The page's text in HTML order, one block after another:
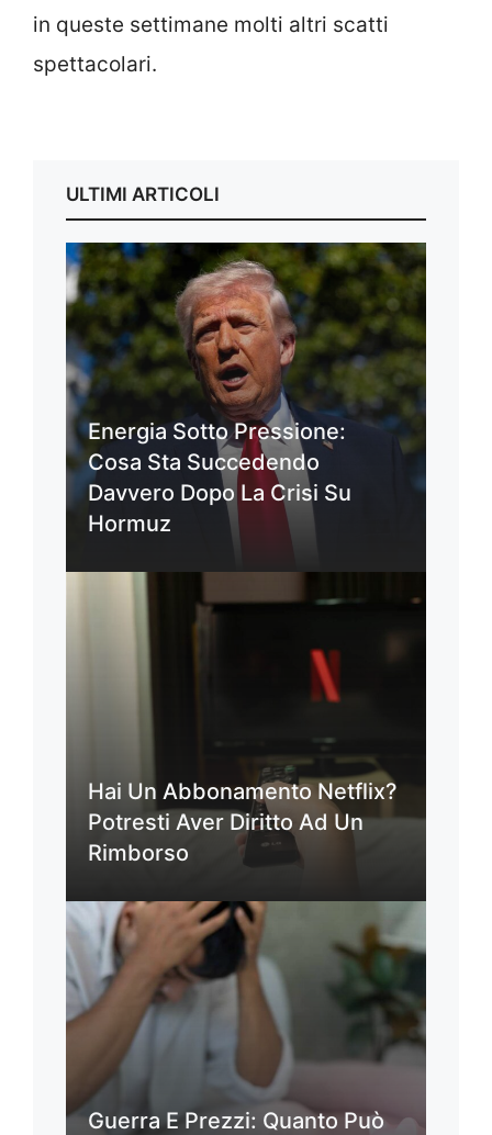
in queste settimane molti altri scatti
spettacolari.
ULTIMI ARTICOLI
Energia Sotto Pressione:
Cosa Sta Succedendo
Davvero Dopo La Crisi Su
Hormuz
Hai Un Abbonamento Netflix?
Potresti Aver Diritto Ad Un
Rimborso
Guerra E Prezzi: Quanto Può